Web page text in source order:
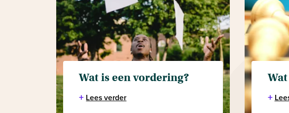
Wat is een vordering?
+ Lees verder +